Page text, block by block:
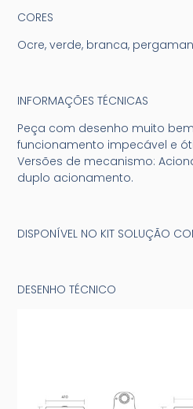
CORES
Ocre, verde, branca,
INFORMAÇÕES TÉCNICAS
Peça com desenho muito
funcionamento impecável e
Versões de mecanismo:
duplo acionamento.
DISPONÍVEL NO KIT SOLUÇÃO
DESENHO TÉCNICO